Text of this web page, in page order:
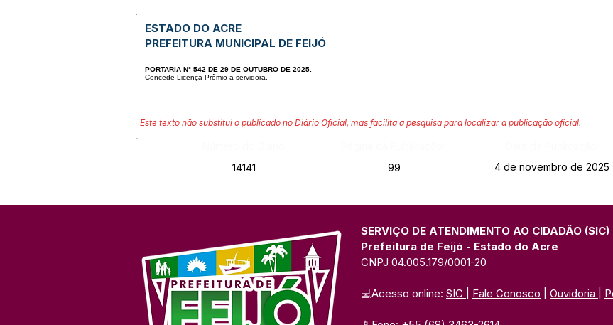
ESTADO DO ACRE
PREFEITURA MUNICIPAL DE FEIJÓ
PORTARIA N° 542 DE 29 DE OUTUBRO DE 2025.
Concede Licença Prêmio a servidora.
Este texto não substitui o publicado no Diário Oficial, mas facilita a pesquisa para localizar a publicação oficial.
14141
99 4 de novembro de 2025
SERVIÇO DE ATENDIMENTO AO CIDADÃO
Prefeitura de Feijó - Estado do Acre
CNPJ 04.005.179/0001-20
💻Acesso online: SIC Fale Conosco Ouvidoria